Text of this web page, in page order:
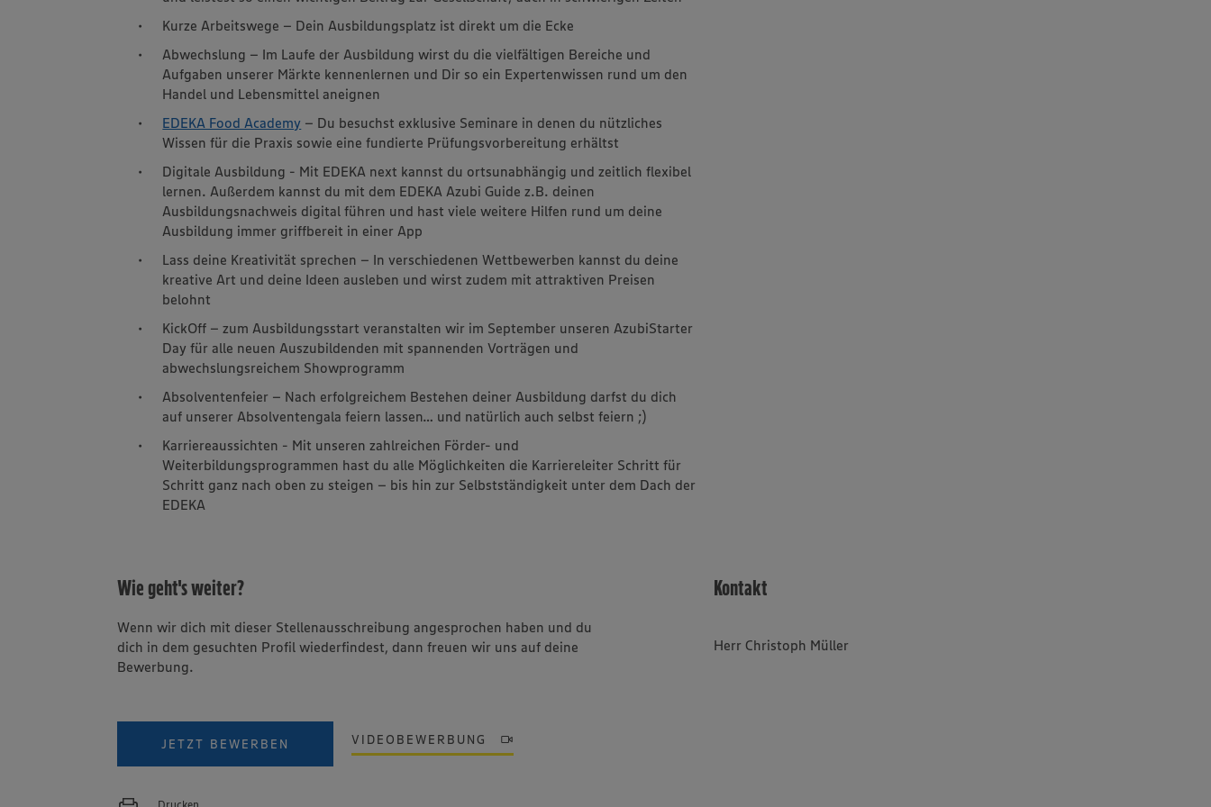
Kurze Arbeitswege – Dein Ausbildungsplatz ist direkt um die Ecke
Abwechslung – Im Laufe der Ausbildung wirst du die vielfältigen Bereiche und
Aufgaben unserer Märkte kennenlernen und Dir so ein Expertenwissen rund um den
Handel und Lebensmittel aneignen
EDEKA Food Academy – Du besuchst exklusive Seminare in denen du nützliches
Wissen für die Praxis sowie eine fundierte Prüfungsvorbereitung erhältst
Digitale Ausbildung - Mit EDEKA next kannst du ortsunabhängig und zeitlich flexibel
lernen. Außerdem kannst du mit dem EDEKA Azubi Guide z.B. deinen
Ausbildungsnachweis digital führen und hast viele weitere Hilfen rund um deine
Ausbildung immer griffbereit in einer App
Lass deine Kreativität sprechen – In verschiedenen Wettbewerben kannst du deine
kreative Art und deine Ideen ausleben und wirst zudem mit attraktiven Preisen
belohnt
KickOff – zum Ausbildungsstart veranstalten wir im September unseren AzubiStarter
Day für alle neuen Auszubildenden mit spannenden Vorträgen und
abwechslungsreichem Showprogramm
Absolventenfeier – Nach erfolgreichem Bestehen deiner Ausbildung darfst du dich
auf unserer Absolventengala feiern lassen… und natürlich auch selbst feiern ;)
Karriereaussichten - Mit unseren zahlreichen Förder- und
Weiterbildungsprogrammen hast du alle Möglichkeiten die Karriereleiter Schritt für
Schritt ganz nach oben zu steigen – bis hin zur Selbstständigkeit unter dem Dach der
EDEKA
Wie geht's weiter?
Wenn wir dich mit dieser Stellenausschreibung angesprochen haben und du
dich in dem gesuchten Profil wiederfindest, dann freuen wir uns auf deine
Bewerbung.
JETZT BEWERBEN VIDEOBEWERBUNG
Kontakt
Herr Christoph Müller